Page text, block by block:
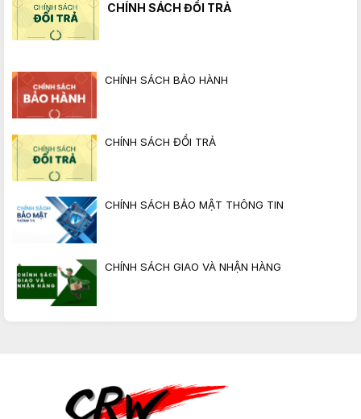
CHÍNH SÁCH ĐỔI TRẢ
CHÍNH SÁCH BẢO HÀNH
CHÍNH SÁCH ĐỔI TRẢ
CHÍNH SÁCH BẢO MẬT THÔNG TIN
CHÍNH SÁCH GIAO VÀ NHẬN HÀNG